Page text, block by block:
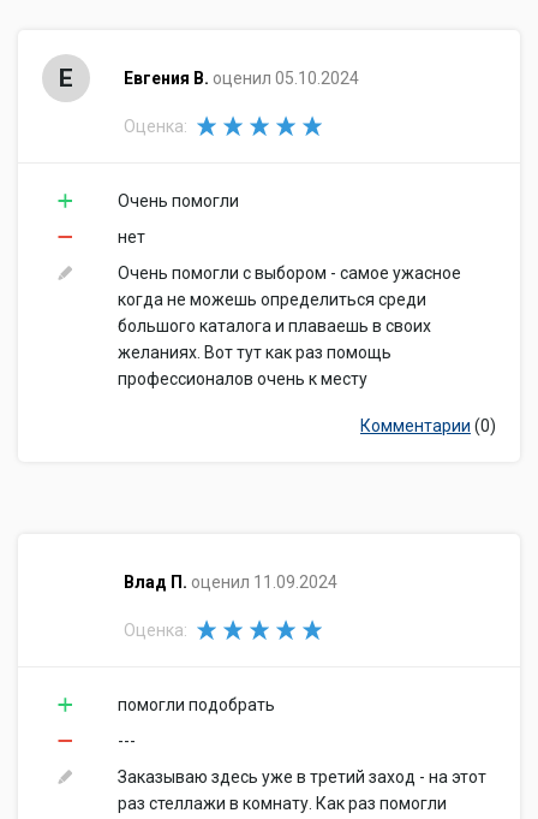
Е Евгения В. оценил 05.10.2024
Оценка:
Очень помогли
нет
Очень помогли с выбором - самое ужасное
когда не можешь определиться среди
большого каталога и плаваешь в своих
желаниях. Вот тут как раз помощь
профессионалов очень к месту
Комментарии (0)
​Влад П. оценил 11.09.2024
Оценка:
помогли подобрать
---
Заказываю здесь уже в третий заход - на этот
раз стеллажи в комнату. Как раз помогли